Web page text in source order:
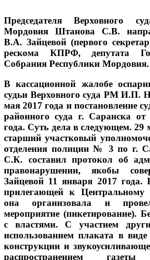
Председателя Верховного
Мордовия Штанова С.В.
В.А. Зайцевой (первого
рескома КПРФ, депутата
Собрания Республики Мордовия.
В кассационной жалобе
судьи Верховного суда РМ И.П.
мая 2017 года и постановление
районного суда г. Саранска
года. Суть дела в следующем. 29
старший участковый
отделения полиции № 3 по г.
С.К. составил протокол об
правонарушении, якобы
Зайцевой 11 января 2017 года.
прилегающей к Центральному
она организовала и
мероприятие (пикетирование).
с властями. С участием
использованием плаката в виде
конструкции и
распространением газеты